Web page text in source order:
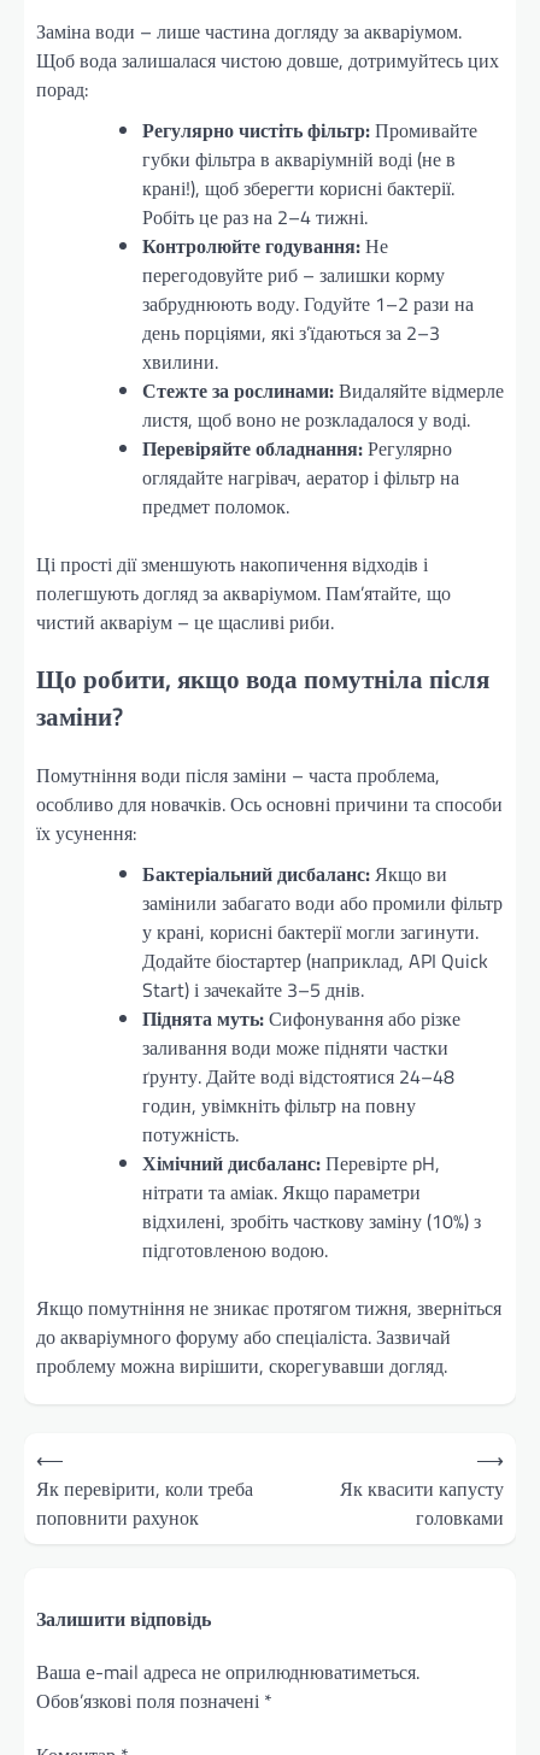
Заміна води – лише частина догляду за акваріумом.
Щоб вода залишалася чистою довше, дотримуйтесь цих
порад:
Регулярно чистіть фільтр:Промивайте
губки фільтра в акваріумній воді (не в
крані!), щоб зберегти корисні бактерії.
Робіть це раз на 2–4 тижні.
Контролюйте годування:Не
перегодовуйте риб – залишки корму
забруднюють воду. Годуйте 1–2 рази на
день порціями, які з’їдаються за 2–3
хвилини.
Стежте за рослинами:Видаляйте відмерле
листя, щоб воно не розкладалося у воді.
Перевіряйте обладнання:Регулярно
оглядайте нагрівач, аератор і фільтр на
предмет поломок.
Ці прості дії зменшують накопичення відходів і
полегшують догляд за акваріумом. Пам’ятайте, що
чистий акваріум – це щасливі риби.
Що робити, якщо вода помутніла після
заміни?
Помутніння води після заміни – часта проблема,
особливо для новачків. Ось основні причини та способи
їх усунення:
Бактеріальний дисбаланс:Якщо ви
замінили забагато води або промили фільтр
у крані, корисні бактерії могли загинути.
Додайте біостартер (наприклад, API Quick
Start) і зачекайте 3–5 днів.
Піднята муть:Сифонування або різке
заливання води може підняти частки
ґрунту. Дайте воді відстоятися 24–48
годин, увімкніть фільтр на повну
потужність.
Хімічний дисбаланс:Перевірте pH,
нітрати та аміак. Якщо параметри
відхилені, зробіть часткову заміну (10%) з
підготовленою водою.
Якщо помутніння не зникає протягом тижня, зверніться
до акваріумного форуму або спеціаліста. Зазвичай
проблему можна вирішити, скорегувавши догляд.
Навігація
записів
⟵
Як перевірити, коли треба
поповнити рахунок
Як квасити капусту
головками
⟶
Залишити відповідь
Ваша e-mail адреса не оприлюднюватиметься.
Обов’язкові поля позначені *